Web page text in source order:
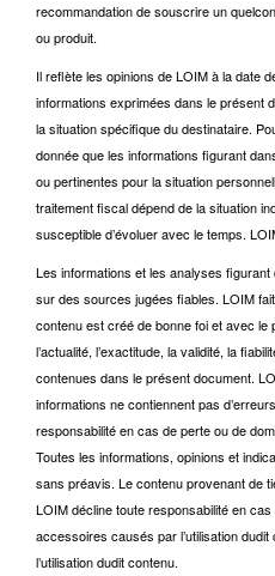
recommandation de souscrire un
ou produit.
Il reflète les opinions de LOIM à la date
informations exprimées dans le présent
la situation spécifique du destinataire.
donnée que les informations figurant
ou pertinentes pour la situation
traitement fiscal dépend de la situation
susceptible d’évoluer avec le temps.
Les informations et les analyses
sur des sources jugées fiables. LOIM
contenu est créé de bonne foi et avec le
l’actualité, l’exactitude, la validité, la
contenues dans le présent document.
informations ne contiennent pas
responsabilité en cas de perte ou de
Toutes les informations, opinions et
sans préavis. Le contenu provenant de
LOIM décline toute responsabilité en
accessoires causés par l’utilisation
l’utilisation dudit contenu.